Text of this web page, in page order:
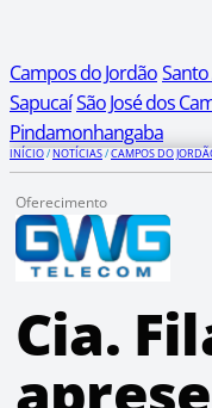
Campos do Jordão
SapucaíSão José dos
Pindamonhangaba
INÍCIO/NOTÍCIAS/CAMPOS DO
Oferecimento
Cia.